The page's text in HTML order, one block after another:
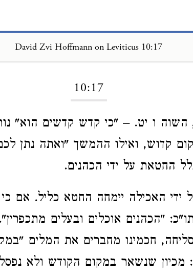
David Zvi Hoffmann on Leviticus 10:17
10:17
השוה ו יט. – "כי קדש קדשים הוא"
קדוש, ואילו ההמשך "ואתה נתן
החטאת על ידי הכהנים.
ידי האכילה יימחה החטא כליל. אם
"הכהנים אוכלים ובעלים
חכמינו מחברים את המלים
שנשאר במקום הקודש ולא